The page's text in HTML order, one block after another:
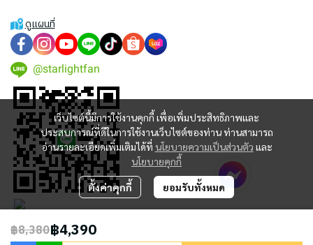
฿8,380฿4,390
เว็บไซต์นี้มีการใช้งานคุกกี้ เพื่อเพิ่มประสิทธิภาพและ
ประสบการณ์ที่ดีในการใช้งานเว็บไซต์ของท่าน ท่านสามารถ
อ่านรายละเอียดเพิ่มเติมได้ที่ นโยบายความเป็นส่วนตัว และ
นโยบายคุกกี้
ตั้งค่าคุกกี้ ยอมรับทั้งหมด
ดูแผนที่
@starlightfan